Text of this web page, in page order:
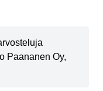
Paananen Oy,